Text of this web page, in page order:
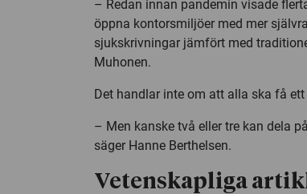
– Redan innan pandemin visade
öppna kontorsmiljöer med mer
sjukskrivningar jämfört med
Muhonen.
Det handlar inte om att alla ska få ett
– Men kanske två eller tre kan dela
säger Hanne Berthelsen.
Vetenskapliga